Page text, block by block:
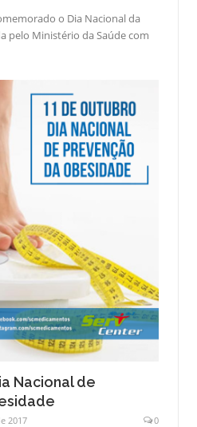
o Dia Nacional da
pelo Ministério da Saúde com
Nacional de
2017 0